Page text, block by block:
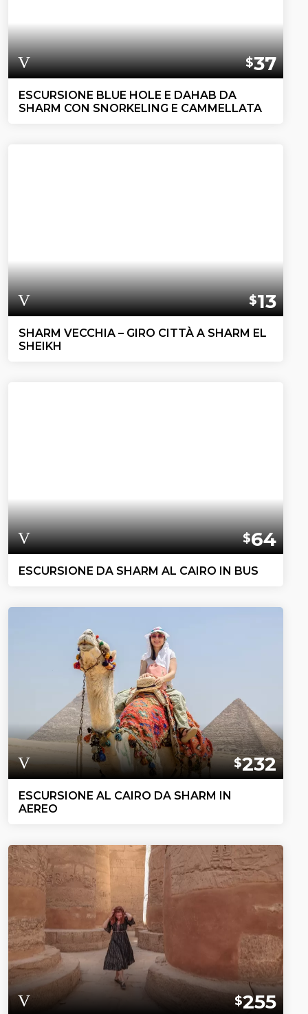
$37
ESCURSIONE BLUE HOLE E DAHAB DA
SHARM CON SNORKELING E CAMMELLATA
$13
SHARM VECCHIA – GIRO CITTÀ A SHARM EL
SHEIKH
$64
ESCURSIONE DA SHARM AL CAIRO IN BUS
$232
ESCURSIONE AL CAIRO DA SHARM IN
AEREO
$255